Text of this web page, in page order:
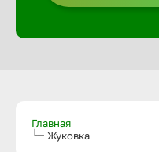
Главная
Жуковка